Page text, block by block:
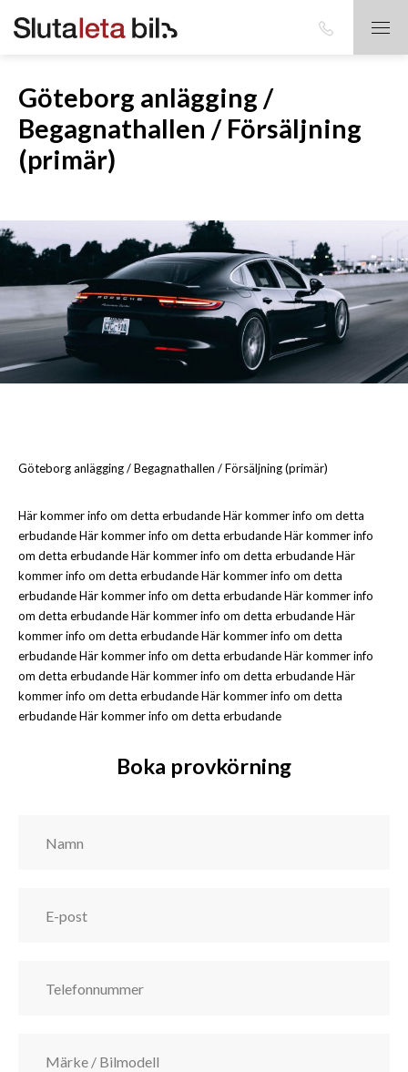
Göteborg anlägging /
Begagnathallen / Försäljning
(primär)
Göteborg anlägging / Begagnathallen / Försäljning (primär)
Här kommer info om detta erbudande Här kommer info om detta
erbudande Här kommer info om detta erbudande Här kommer info
om detta erbudande Här kommer info om detta erbudande Här
kommer info om detta erbudande Här kommer info om detta
erbudande Här kommer info om detta erbudande Här kommer info
om detta erbudande Här kommer info om detta erbudande Här
kommer info om detta erbudande Här kommer info om detta
erbudande Här kommer info om detta erbudande Här kommer info
om detta erbudande Här kommer info om detta erbudande Här
kommer info om detta erbudande Här kommer info om detta
erbudande Här kommer info om detta erbudande
Boka provkörning